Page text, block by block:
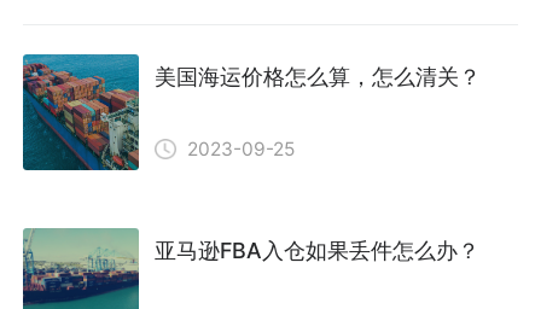
美国海运价格怎么算，怎么清关？
2023-09-25
亚马逊FBA入仓如果丢件怎么办？